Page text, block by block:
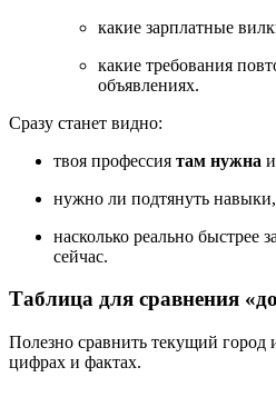
какие зарплатные
какие требования
объявлениях.
Сразу станет видно:
твоя профессия там нужна
нужно ли подтянуть
насколько реально быстрее
сейчас.
Таблица для сравнения
Полезно сравнить текущий
цифрах и фактах.